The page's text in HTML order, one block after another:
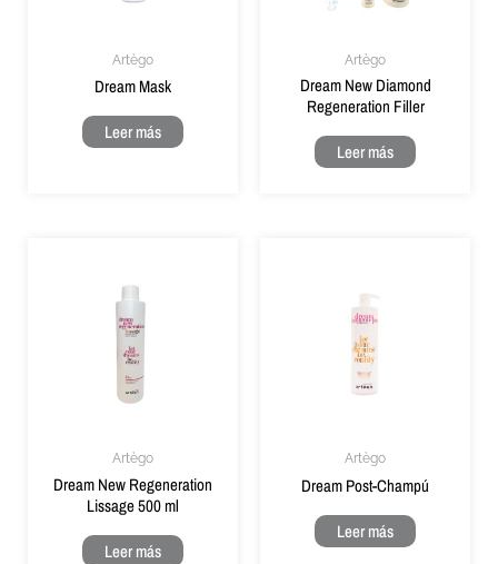
Artègo
Dream Mask
Leer más
Artègo
Dream New Diamond
Regeneration Filler
Leer más
Artègo
Dream New Regeneration
Lissage 500 ml
Leer más
Artègo
Dream Post-Champú
Leer más